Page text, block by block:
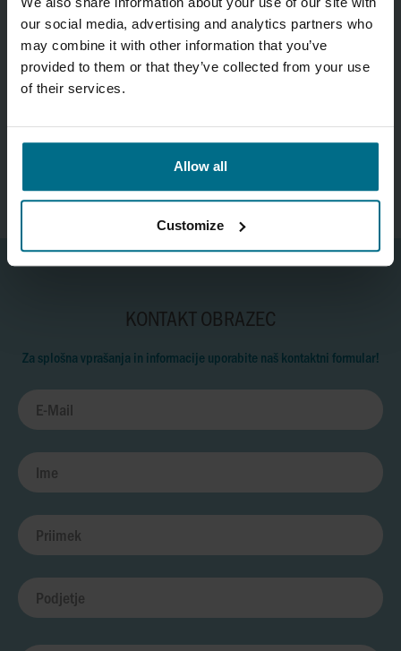
our social media, advertising and analytics partners who
may combine it with other information that you’ve
provided to them or that they’ve collected from your use
of their services.
Allow all
Customize
Mobilni:+386 41 77 40 71
stanislav.salamon@vip-tehnika.si
KONTAKT OBRAZEC
Za splošna vprašanja in informacije uporabite naš kontaktni formular!